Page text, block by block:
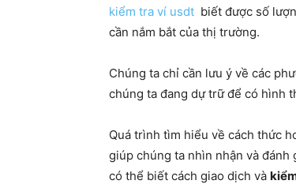
kiểm tra ví usdt biết được số
cần nắm bắt của thị trường.
Chúng ta chỉ cần lưu ý về các
chúng ta đang dự trữ để có hình
Quá trình tìm hiểu về cách thức
giúp chúng ta nhìn nhận và
có thể biết cách giao dịch và